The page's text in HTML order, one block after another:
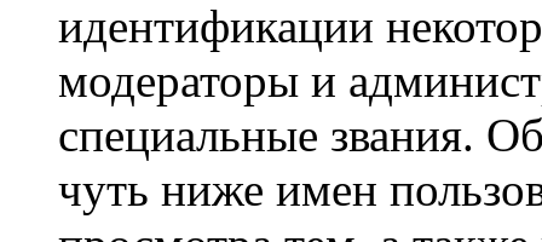
идентификации
модераторы и
специальные звания.
чуть ниже имен